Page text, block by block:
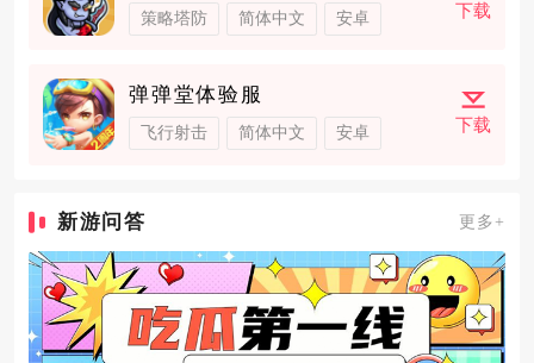
策略塔防 简体中文 安卓 下载
弹弹堂体验服
飞行射击 简体中文 安卓 下载
新游问答 更多+